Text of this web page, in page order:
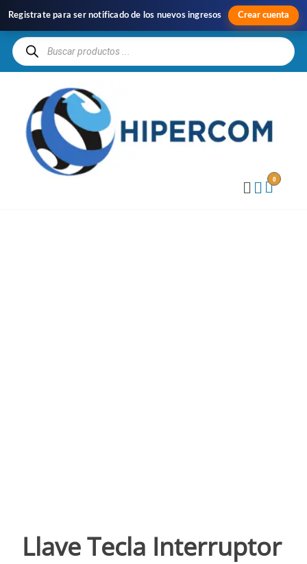
Registrate para ser notificado de los nuevos ingresos Crear cuenta
0
Llave Tecla Interruptor